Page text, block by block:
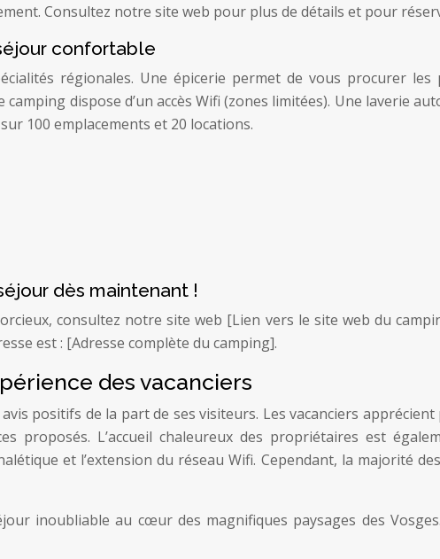
Consultez notre site web pour plus de détails et pour
confortable
régionales. Une épicerie permet de vous procurer
dispose d’un accès Wifi (zones limitées). Une laverie
100 emplacements et 20 locations.
dès maintenant !
consultez notre site web [Lien vers le site web du
est : [Adresse complète du camping].
des vacanciers
positifs de la part de ses visiteurs. Les vacanciers
proposés. L’accueil chaleureux des propriétaires est
et l’extension du réseau Wifi. Cependant, la majorité
inoubliable au cœur des magnifiques paysages des